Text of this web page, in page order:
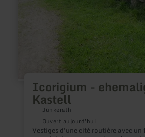
Icorigium -
Kastell
Jünkerath
Ouvert aujourd'hui
Vestiges d'une cité routière avec